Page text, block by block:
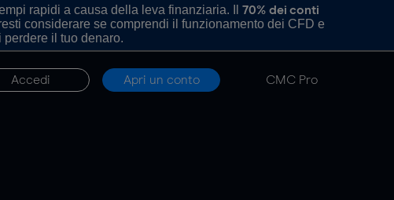
rapidi a causa della leva finanziaria. Il 70% dei conti
considerare se comprendi il funzionamento dei CFD e
il tuo denaro.
Accedi Apri un conto CMC Pro